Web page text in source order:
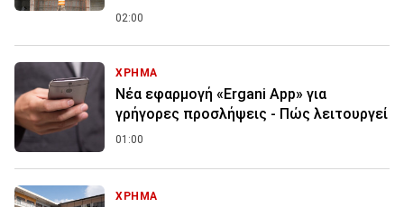
02:00
ΧΡΗΜΑ
Νέα εφαρμογή «Ergani App» για
γρήγορες προσλήψεις - Πώς λειτουργεί
01:00
ΧΡΗΜΑ